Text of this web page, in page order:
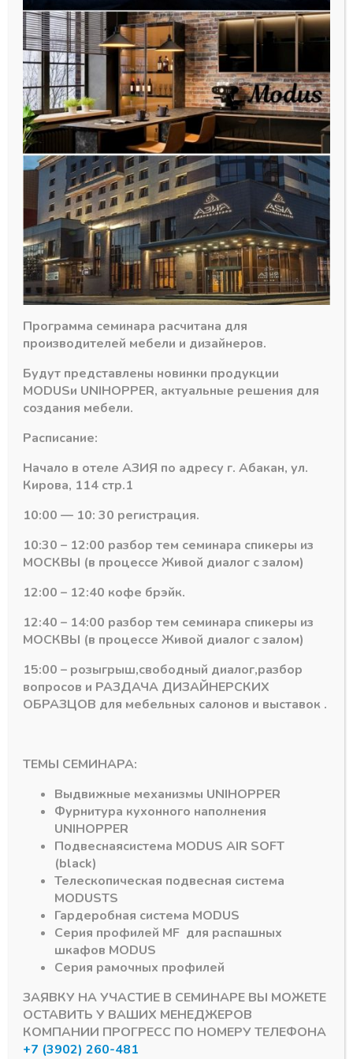
Профиль для угла цоколя
универсал L=100 серебро А00
23,37₽
В наличии
-
Количество
товара
Профиль
для
угла
цоколя
универсал
серебро
А00
+ В корзину
Категория:Цоколь MODUS
Похожие товары
L=100 чёрный А26
В наличии
30,90₽
Артикул:
3078,36₽
Подпишитесь на рассылку акций
Программа семинара расчитана для
производителей мебели и дизайнеров.
Будут представлены новинки продукции
MODUSи UNIHOPPER, актуальные решения для
создания мебели.
Расписание:
Начало в отеле АЗИЯ по адресу г. Абакан, ул.
Кирова, 114 стр.1
10:00 — 10: 30 регистрация.
10:30 – 12:00 разбор тем семинара спикеры из
МОСКВЫ (в процессе Живой диалог с залом)
12:00 – 12:40 кофе брэйк.
12:40 – 14:00 разбор тем семинара спикеры из
МОСКВЫ (в процессе Живой диалог с залом)
15:00 – розыгрыш,свободный диалог,разбор
вопросов и РАЗДАЧА ДИЗАЙНЕРСКИХ
ОБРАЗЦОВ для мебельных салонов и выставок .
ТЕМЫ СЕМИНАРА:
Выдвижные механизмы UNIHOPPER
Фурнитура кухонного наполнения
UNIHOPPER
Подвеснаясистема MODUS AIR SOFT
(black)
Телескопическая подвесная система
MODUSTS
Гардеробная система MODUS
Серия профилей MF для распашных
шкафов MODUS
Серия рамочных профилей
ЗАЯВКУ НА УЧАСТИЕ В СЕМИНАРЕ ВЫ МОЖЕТЕ
ОСТАВИТЬ У ВАШИХ МЕНЕДЖЕРОВ
КОМПАНИИ ПРОГРЕСС ПО НОМЕРУ ТЕЛЕФОНА
+7 (3902) 260-481